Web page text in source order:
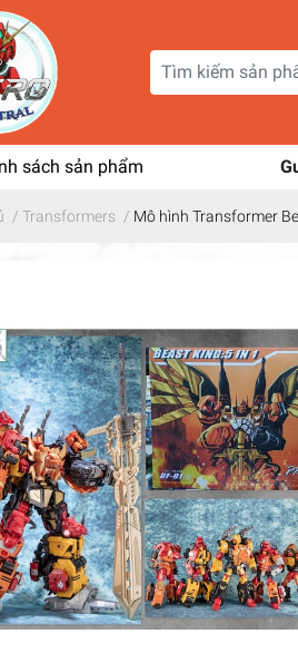
sách sản phẩm
/ Transformers / Mô hình Transformer